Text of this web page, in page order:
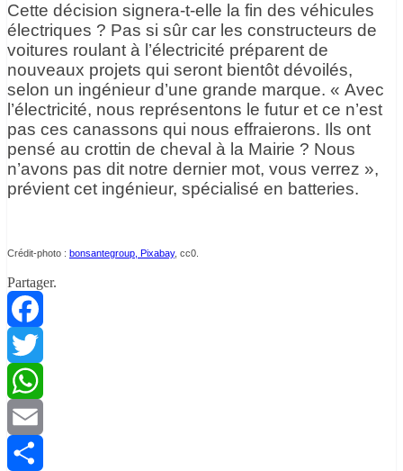
Cette décision signera-t-elle la fin des véhicules
électriques ? Pas si sûr car les constructeurs de
voitures roulant à l’électricité préparent de
nouveaux projets qui seront bientôt dévoilés,
selon un ingénieur d’une grande marque. « Avec
l’électricité, nous représentons le futur et ce n’est
pas ces canassons qui nous effraierons. Ils ont
pensé au crottin de cheval à la Mairie ? Nous
n’avons pas dit notre dernier mot, vous verrez »,
prévient cet ingénieur, spécialisé en batteries.
Crédit-photo : bonsantegroup, Pixabay, cc0.
Partager.
Facebook
Twitter
WhatsApp
Email